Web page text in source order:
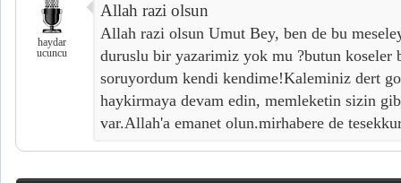
haydar
ucuncu
Allah razi olsun
Allah razi olsun Umut Bey, ben de bu
duruslu bir yazarimiz yok mu ?butun koseler
soruyordum kendi kendime!Kaleminiz dert
haykirmaya devam edin, memleketin sizin
var.Allah'a emanet olun.mirhabere de